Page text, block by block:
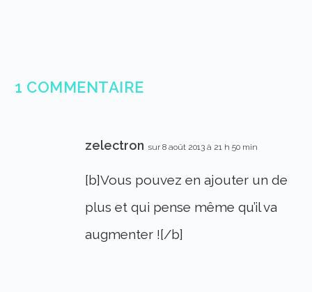
1 COMMENTAIRE
zelectron sur 8 août 2013 à 21 h 50 min
[b]Vous pouvez en ajouter un de
plus et qui pense même qu’il va
augmenter ![/b]